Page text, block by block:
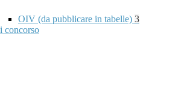
OIV (da pubblicare in tabelle) 3
concorso